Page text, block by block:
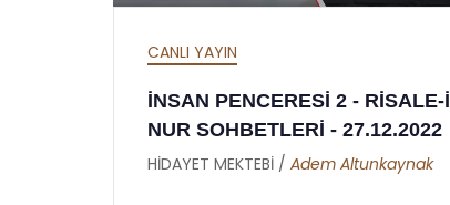
CANLI YAYIN
İNSAN PENCERESİ 2 - RİSALE-İ
NUR SOHBETLERİ - 27.12.2022
HİDAYET MEKTEBİ / Adem Altunkaynak